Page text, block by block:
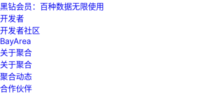
黑钻会员：百种数据无限使用
开发者
开发者社区
BayArea
关于聚合
关于聚合
聚合动态
合作伙伴